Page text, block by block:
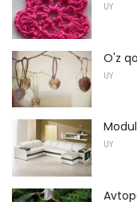
UY
O'z
UY
UY